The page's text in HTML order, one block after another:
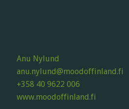
Anu Nylund
anu.nylund@moodoffinland.fi
+358 40 9622 006
www.moodoffinland.fi